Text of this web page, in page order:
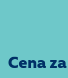
Cena